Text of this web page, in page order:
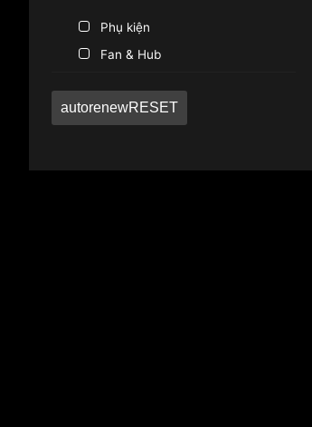
Phụ kiện
Fan & Hub
autorenewRESET